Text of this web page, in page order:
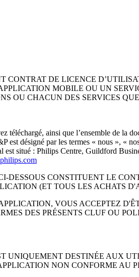
CONTRAT DE LICENCE
MOBILE OU UN
OU CHACUN DES SERVICES
téléchargé, ainsi que l’ensemble de la
désigné par les termes « nous », «
est situé : Philips Centre, Guildford
DESSOUS CONSTITUENT LE
(ET TOUS LES ACHATS
VOUS ACCEPTEZ
DES PRÉSENTS CLUF OU
UNIQUEMENT DESTINÉE AUX
NON CONFORME AU